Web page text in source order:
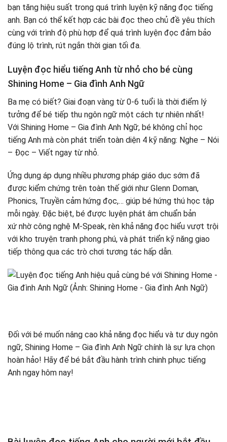
bạn tăng hiệu suất trong quá trình luyện kỹ năng đọc tiếng
anh. Bạn có thể kết hợp các bài đọc theo chủ đề yêu thích
cùng với trình độ phù hợp để quá trình luyện đọc đảm bảo
đúng lộ trình, rút ngắn thời gian tối đa.
Luyện đọc hiểu tiếng Anh từ nhỏ cho bé cùng
Shining Home – Gia đình Anh Ngữ
Ba mẹ có biết? Giai đoạn vàng từ 0-6 tuổi là thời điểm lý
tưởng để bé tiếp thu ngôn ngữ một cách tự nhiên nhất!
Với Shining Home – Gia đình Anh Ngữ, bé không chỉ học
tiếng Anh mà còn phát triển toàn diện 4 kỹ năng: Nghe – Nói
– Đọc – Viết ngay từ nhỏ.
Ứng dụng áp dụng nhiều phương pháp giáo dục sớm đã
được kiểm chứng trên toàn thế giới như Glenn Doman,
Phonics, Truyền cảm hứng đọc,… giúp bé hứng thú học tập
mỗi ngày. Đặc biệt, bé được luyện phát âm chuẩn bản
xứ nhờ công nghệ M-Speak, rèn khả năng đọc hiểu vượt trội
với kho truyện tranh phong phú, và phát triển kỹ năng giao
tiếp thông qua các trò chơi tương tác hấp dẫn.
Đối với bé muốn nâng cao khả năng đọc hiểu và tư duy ngôn
ngữ, Shining Home – Gia đình Anh Ngữ chính là sự lựa chọn
hoàn hảo! Hãy để bé bắt đầu hành trình chinh phục tiếng
Anh ngay hôm nay!